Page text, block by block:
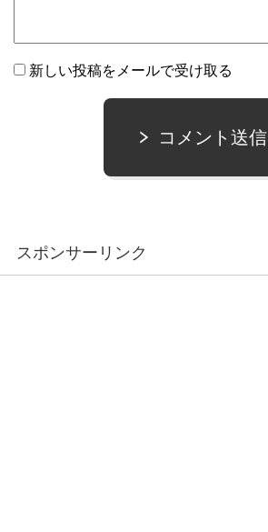
新しい投稿をメールで受け取る
コメント送信
スポンサーリンク